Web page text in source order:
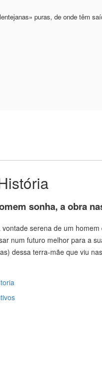
puras, de onde têm
sonha, a obra
serena de um
num futuro melhor para a
dessa terra-mãe que viu